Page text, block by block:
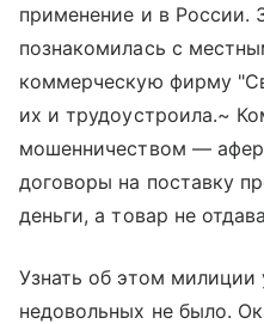
применение и в России.
познакомилась с
коммерческую фирму
их и трудоустроила.~
мошенничеством —
договоры на поставку
деньги, а товар не
Узнать об этом милиции
недовольных не было.